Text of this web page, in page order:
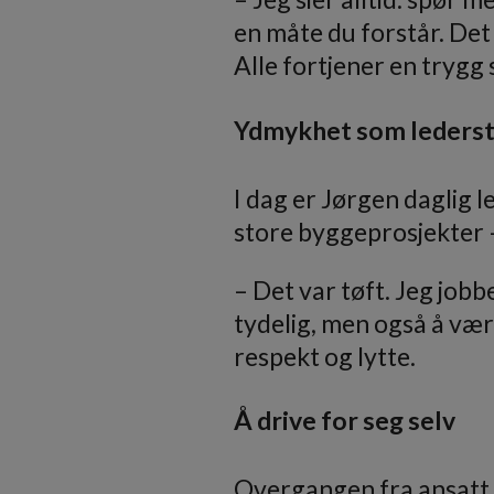
en måte du forstår.
Alle fortjener en trygg
Ydmykhet som
I dag er Jørgen daglig
store byggeprosjekter
– Det var tøft. Jeg
tydelig, men også å
respekt og lytte.
Å drive for seg selv